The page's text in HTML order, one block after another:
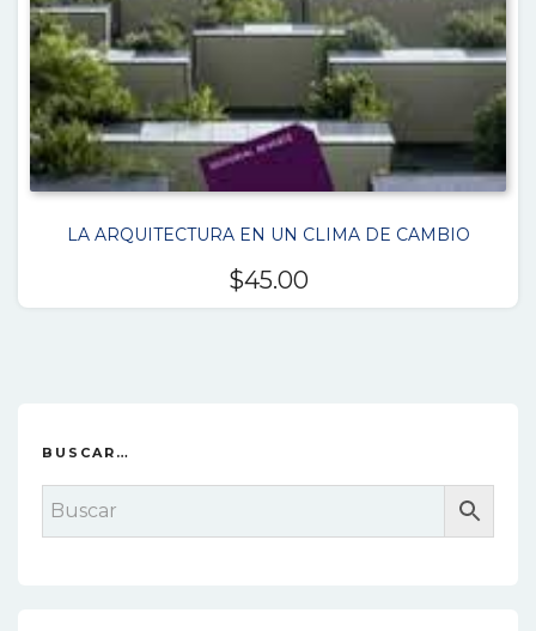
LA ARQUITECTURA EN UN CLIMA DE CAMBIO
$45.00
BUSCAR…